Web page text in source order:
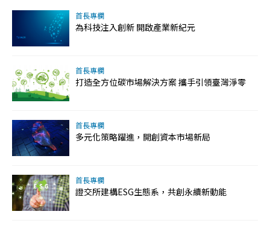
首長專欄
為科技注入創新 開啟產業新紀元
首長專欄
打造全方位碳市場解決方案 攜手引領臺灣淨零
首長專欄
多元化策略躍進，開創資本市場新局
首長專欄
證交所建構ESG生態系，共創永續新動能